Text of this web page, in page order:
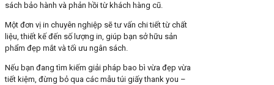
sách bảo hành và phản hồi từ khách hàng cũ.
Một đơn vị in chuyên nghiệp sẽ tư vấn chi tiết từ chất
liệu, thiết kế đến số lượng in, giúp bạn sở hữu sản
phẩm đẹp mắt và tối ưu ngân sách.
Nếu bạn đang tìm kiếm giải pháp bao bì vừa đẹp vừa
tiết kiệm, đừng bỏ qua các mẫu túi giấy thank you –